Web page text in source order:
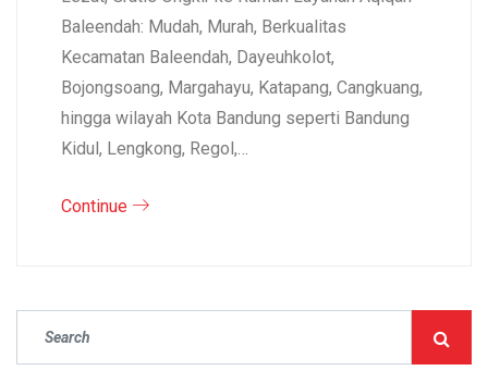
Baleendah: Mudah, Murah, Berkualitas
Kecamatan Baleendah, Dayeuhkolot,
Bojongsoang, Margahayu, Katapang, Cangkuang,
hingga wilayah Kota Bandung seperti Bandung
Kidul, Lengkong, Regol,…
Continue